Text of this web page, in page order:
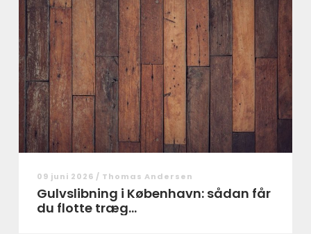
09 juni 2026 / Thomas Andersen
Gulvslibning i København: sådan får
du flotte træg...